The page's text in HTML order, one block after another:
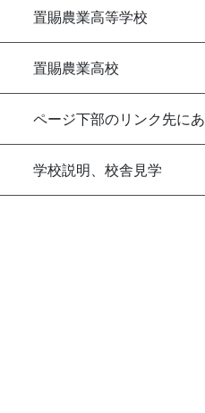
置賜農業高等学校
置賜農業高校
ページ下部のリンク先に
学校説明、校舎見学